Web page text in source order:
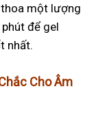
một lượng
để gel
nhất.
Cho Âm